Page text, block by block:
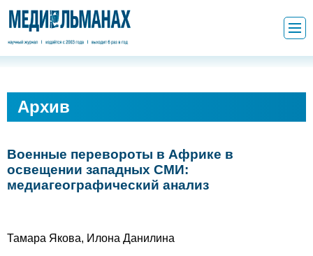
Архив
Военные перевороты в Африке в
освещении западных СМИ:
медиагеографический анализ
Тамара Якова, Илона Данилина